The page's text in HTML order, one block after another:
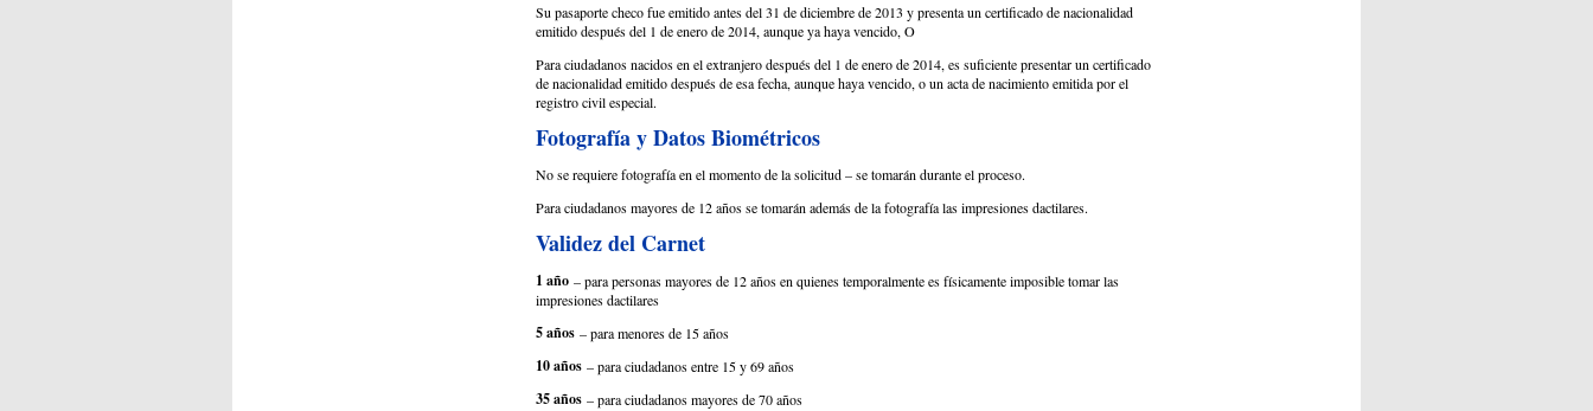
Su pasaporte checo fue emitido antes del 31 de diciembre de 2013 y presenta un certificado de nacionalidad
emitido después del 1 de enero de 2014, aunque ya haya vencido, O
Para ciudadanos nacidos en el extranjero después del 1 de enero de 2014, es suficiente presentar un certificado
de nacionalidad emitido después de esa fecha, aunque haya vencido, o un acta de nacimiento emitida por el
registro civil especial.
Fotografía y Datos Biométricos
No se requiere fotografía en el momento de la solicitud – se tomarán durante el proceso.
Para ciudadanos mayores de 12 años se tomarán además de la fotografía las impresiones dactilares.
Validez del Carnet
1 año – para personas mayores de 12 años en quienes temporalmente es físicamente imposible tomar las
impresiones dactilares
5 años – para menores de 15 años
10 años – para ciudadanos entre 15 y 69 años
35 años – para ciudadanos mayores de 70 años